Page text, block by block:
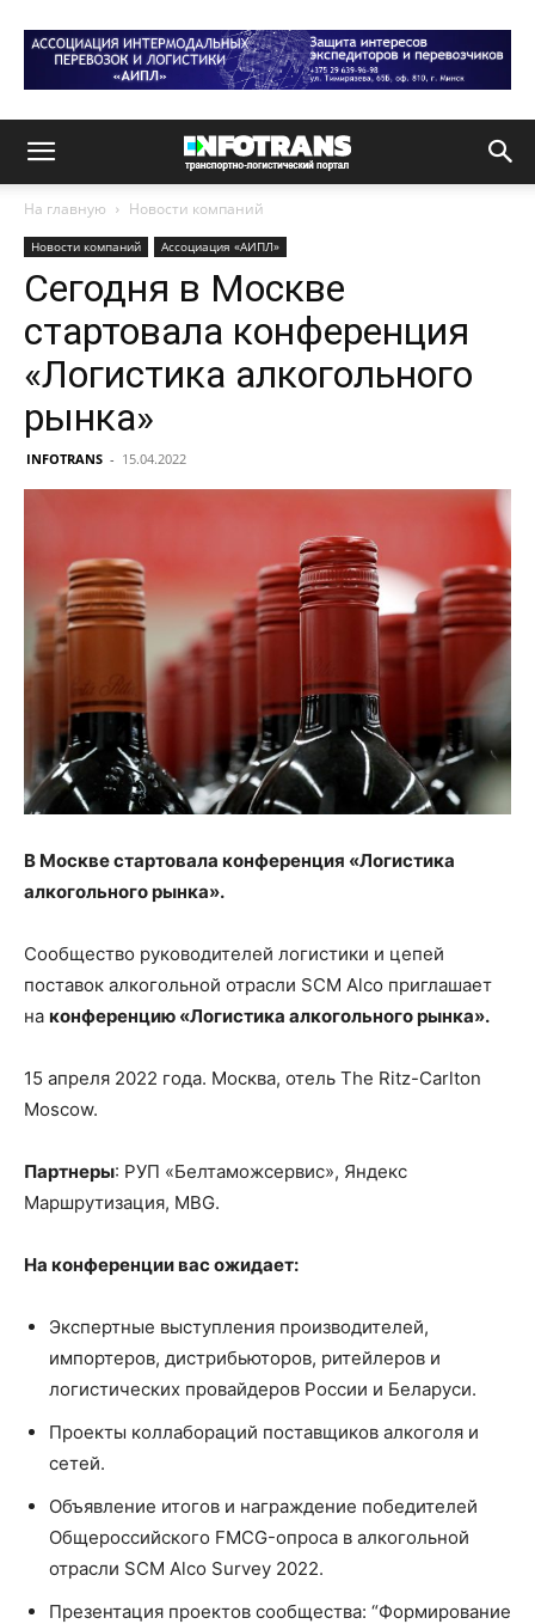
На главную Новости компаний
Новости компаний Ассоциация «АИПЛ»
Сегодня в Москве
стартовала конференция
«Логистика алкогольного
рынка»
INFOTRANS - 15.04.2022
В Москве стартовала конференция «Логистика
алкогольного рынка».
Сообщество руководителей логистики и цепей
поставок алкогольной отрасли SCM Alco приглашает
на конференцию «Логистика алкогольного рынка».
15 апреля 2022 года. Москва, отель The Ritz-Carlton
Moscow.
Партнеры: РУП «Белтаможсервис», Яндекс
Маршрутизация, MBG.
На конференции вас ожидает:
Экспертные выступления производителей,
импортеров, дистрибьюторов, ритейлеров и
логистических провайдеров России и Беларуси.
Проекты коллабораций поставщиков алкоголя и
сетей.
Объявление итогов и награждение победителей
Общероссийского FMCG-опроса в алкогольной
отрасли SCM Alco Survey 2022.
Презентация проектов сообщества: “Формирование